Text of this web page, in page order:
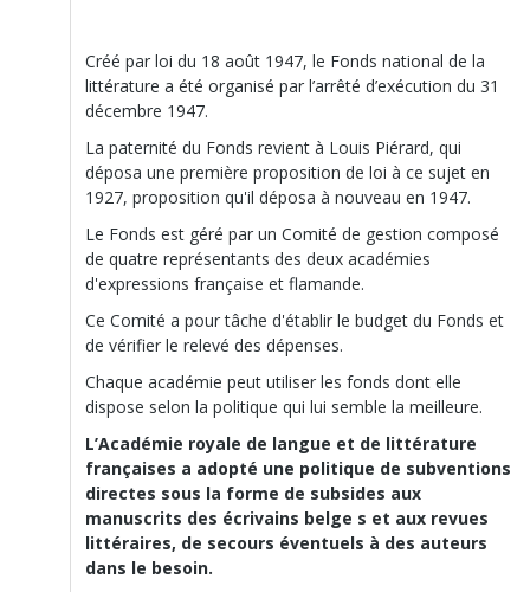
Créé par loi du 18 août 1947, le Fonds national de la
littérature a été organisé par l’arrêté d’exécution du 31
décembre 1947.
La paternité du Fonds revient à Louis Piérard, qui
déposa une première proposition de loi à ce sujet en
1927, proposition qu'il déposa à nouveau en 1947.
Le Fonds est géré par un Comité de gestion composé
de quatre représentants des deux académies
d'expressions française et flamande.
Ce Comité a pour tâche d'établir le budget du Fonds et
de vérifier le relevé des dépenses.
Chaque académie peut utiliser les fonds dont elle
dispose selon la politique qui lui semble la meilleure.
L’Académie royale de langue et de littérature
françaises a adopté une politique de subventions
directes sous la forme de subsides aux
manuscrits des écrivains belge s et aux revues
littéraires, de secours éventuels à des auteurs
dans le besoin.